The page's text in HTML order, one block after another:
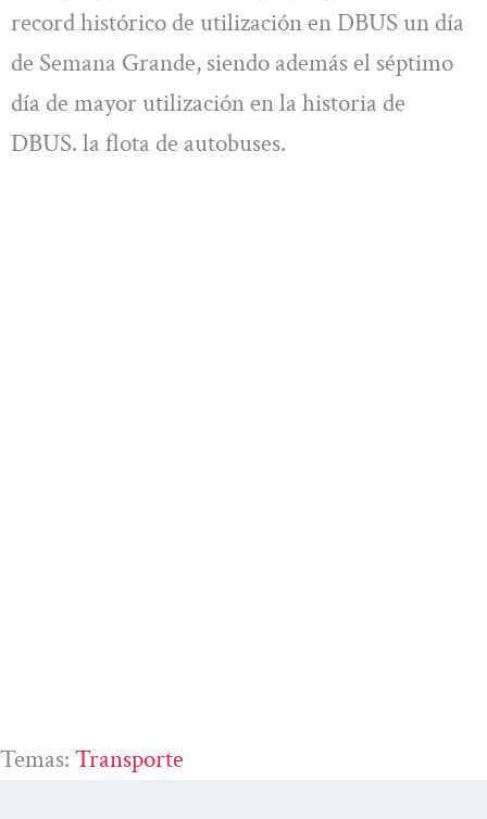
record histórico de utilización en DBUS un día
de Semana Grande, siendo además el séptimo
día de mayor utilización en la historia de
DBUS. la flota de autobuses.
Temas: Transporte